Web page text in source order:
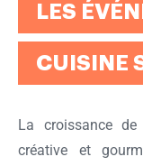
LES
CUISINE
La croissance
créative et